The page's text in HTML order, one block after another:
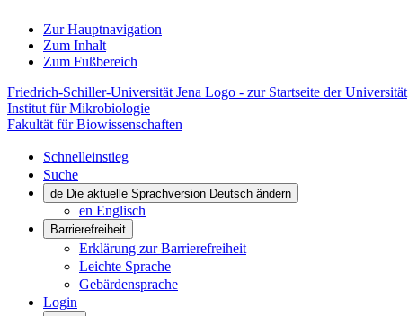
Zur Hauptnavigation
Zum Inhalt
Zum Fußbereich
Friedrich-Schiller-Universität Jena Logo - zur Startseite der Universität
Institut für Mikrobiologie
Fakultät für Biowissenschaften
Schnelleinstieg
Suche
de Die aktuelle Sprachversion Deutsch ändern
en Englisch
Barrierefreiheit
Erklärung zur Barrierefreiheit
Leichte Sprache
Gebärdensprache
Login